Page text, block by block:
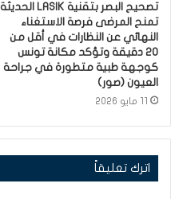
تصحيح البصر بتقنية LASIK الحديثة
تمنح المرضى فرصة الاستغناء
النهائي عن النظارات في أقل من
20 دقيقة وتؤكد مكانة تونس
كوجهة طبية متطورة في جراحة
العيون (صور)
11 مايو 2026
اترك تعليقاً